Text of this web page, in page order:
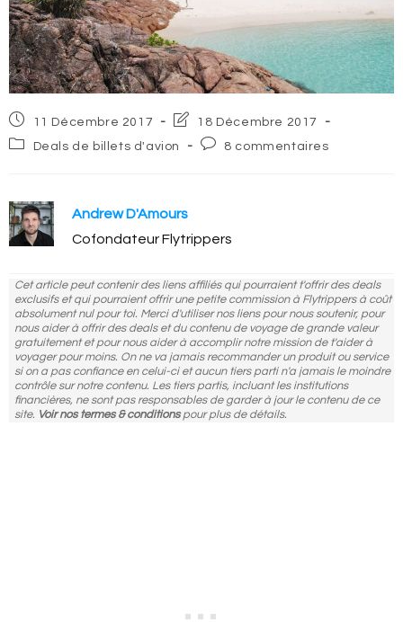
Post
published:
11 Décembre 2017
Post
modified:
18 Décembre 2017
PostDeals de billets d'avion
Post8 commentaires
Andrew D'Amours
Cofondateur Flytrippers
Cet article peut contenir des liens affiliés qui pourraient t'offrir des deals
exclusifs et qui pourraient offrir une petite commission à Flytrippers à coût
absolument nul pour toi. Merci d'utiliser nos liens pour nous soutenir, pour
nous aider à offrir des deals et du contenu de voyage de grande valeur
gratuitement et pour nous aider à accomplir notre mission de t'aider à
voyager pour moins. On ne va jamais recommander un produit ou service
si on a pas confiance en celui-ci et aucun tiers parti n'a jamais le moindre
contrôle sur notre contenu. Les tiers partis, incluant les institutions
financières, ne sont pas responsables de garder à jour le contenu de ce
site. Voir nos termes & conditionspour plus de détails.